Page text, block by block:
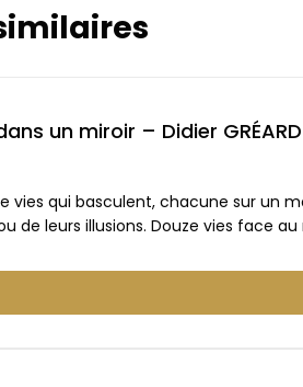
un miroir – Didier GRÉARD
vies qui basculent, chacune sur un
de leurs illusions. Douze vies face